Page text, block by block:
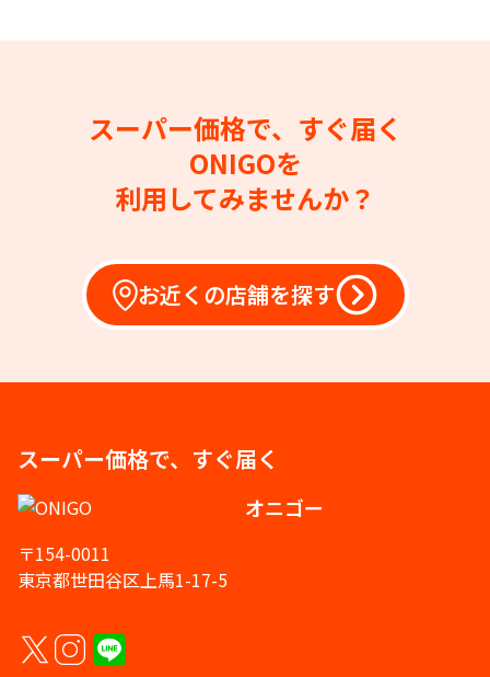
スーパー価格で、すぐ届く
ONIGOを
利用してみませんか？
お近くの店舗を探す
スーパー価格で、すぐ届く
オニゴー
〒154-0011
東京都世田谷区上馬1-17-5